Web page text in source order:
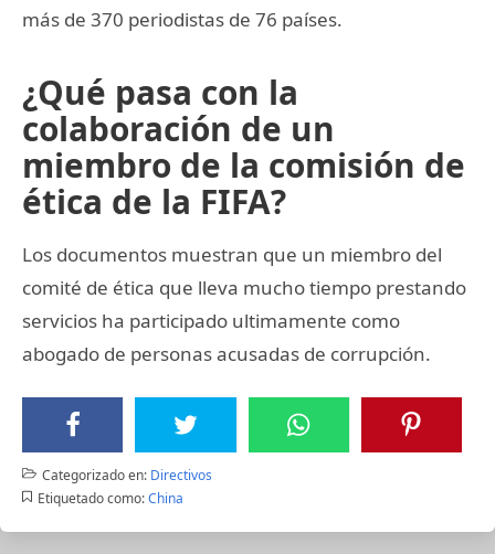
más de 370 periodistas de 76 países.
¿Qué pasa con la
colaboración de un
miembro de la comisión de
ética de la FIFA?
Los documentos muestran que un miembro del
comité de ética que lleva mucho tiempo prestando
servicios ha participado ultimamente como
abogado de personas acusadas de corrupción.
Categorizado en: Directivos
Etiquetado como: China